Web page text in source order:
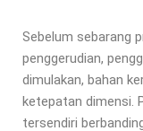
Sebelum sebarang
penggerudian,
dimulakan, bahan
ketepatan dimensi.
tersendiri